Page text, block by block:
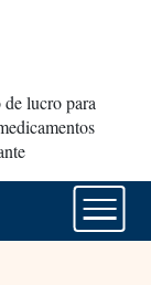
lucro para